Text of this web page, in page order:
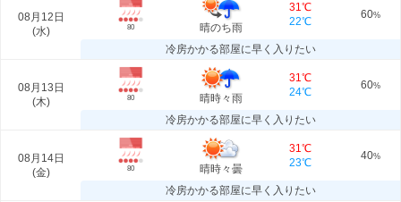
08月12日
(水) 80 晴のち雨
31℃
22℃
60%
冷房かかる部屋に早く入りたい
08月13日
(木) 80 晴時々雨
31℃
24℃
60%
冷房かかる部屋に早く入りたい
08月14日
(金) 80 晴時々曇
31℃
23℃
40%
冷房かかる部屋に早く入りたい